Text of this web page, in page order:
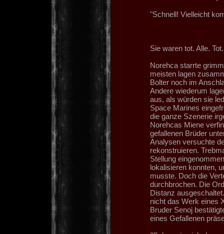
"Schnell! Vielleicht
Sie waren tot. Alle.
Norehca starrte
meisten lagen
Bolter noch im
Andere wiederum
aus, als würden sie
Space Marines
die ganze Szenerie
Norehcas Miene
gefallenen Brüder
Analysen versuchte
rekonstruieren.
Stellung
lokalisieren konnten,
musste. Doch die
durchbrochen. Die
Distanz
nicht das Werk eines
Bruder Senoj
eines Gefallenen